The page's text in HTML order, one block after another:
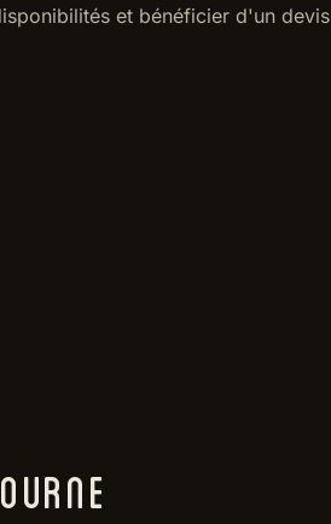
et bénéficier d'un devis